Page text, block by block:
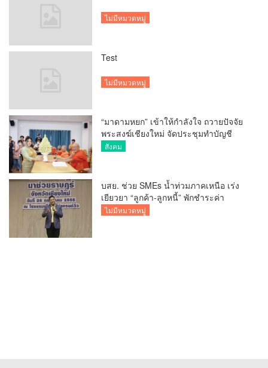
ไม่มีหมวดหมู่
Test
ไม่มีหมวดหมู่
“มาดามหยก” เข้าให้กำลังใจ ถวายปัจจัย
พระสงฆ์เชียงใหม่ จัดประชุมทำบัญชี
รายรับรายจ่ายของวัด กว่า 300 รูป ที่วัด
สังคม
บสย. ช่วย SMEs น้ำท่วมภาคเหนือ เร่ง
เยียวยา “ลูกค้า-ลูกหนี้” พักชำระค่า
ธรรมเนียม-ค่างวด
ไม่มีหมวดหมู่